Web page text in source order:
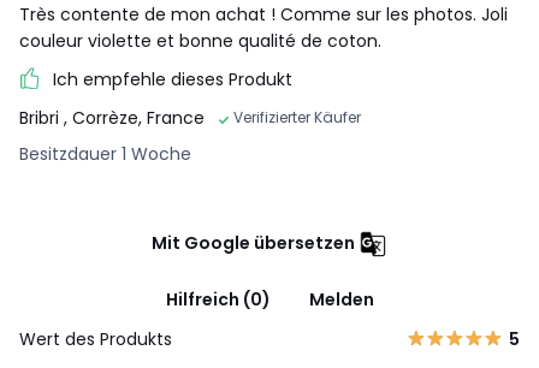
Très contente de mon achat ! Comme sur les photos. Joli
couleur violette et bonne qualité de coton.
Ich empfehle dieses Produkt
Bribri , Corrèze, France Verifizierter Käufer
Besitzdauer 1 Woche
Mit Google übersetzen
Hilfreich (0)
Melden
Wert des Produkts
5